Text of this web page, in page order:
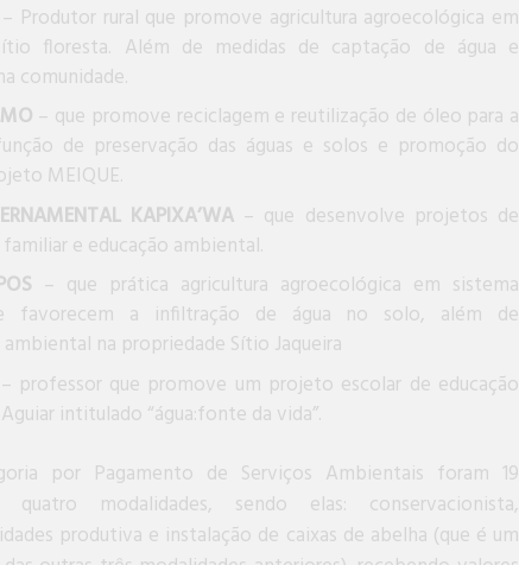
– Produtor rural que promove agricultura agroecológica em
floresta. Além de medidas de captação de água e
comunidade.
– que promove reciclagem e reutilização de óleo para a
de preservação das águas e solos e promoção do
MEIQUE.
KAPIXA’WA – que desenvolve projetos de
e educação ambiental.
– que prática agricultura agroecológica em sistema
favorecem a infiltração de água no solo, além de
na propriedade Sítio Jaqueira
– professor que promove um projeto escolar de educação
intitulado “água:fonte da vida”.
por Pagamento de Serviços Ambientais foram 19
quatro modalidades, sendo elas: conservacionista,
produtiva e instalação de caixas de abelha (que é um